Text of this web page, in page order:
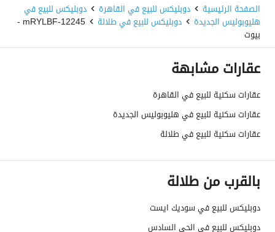
الصفحة الرئيسية دوبليكس للبيع في القاهرة دوبليكس للبيع في
هليوبوليس الجديدة دوبليكس للبيع في طلالة 12245-mRYLBF -
بيوت
عقارات مشابهة
عقارات سكنية للبيع في القاهرة
عقارات سكنية للبيع في هليوبوليس الجديدة
عقارات سكنية للبيع في طلالة
بالقرب من طلالة
دوبليكس للبيع في سوديك ايست
دوبليكس للبيع في الحي السادس